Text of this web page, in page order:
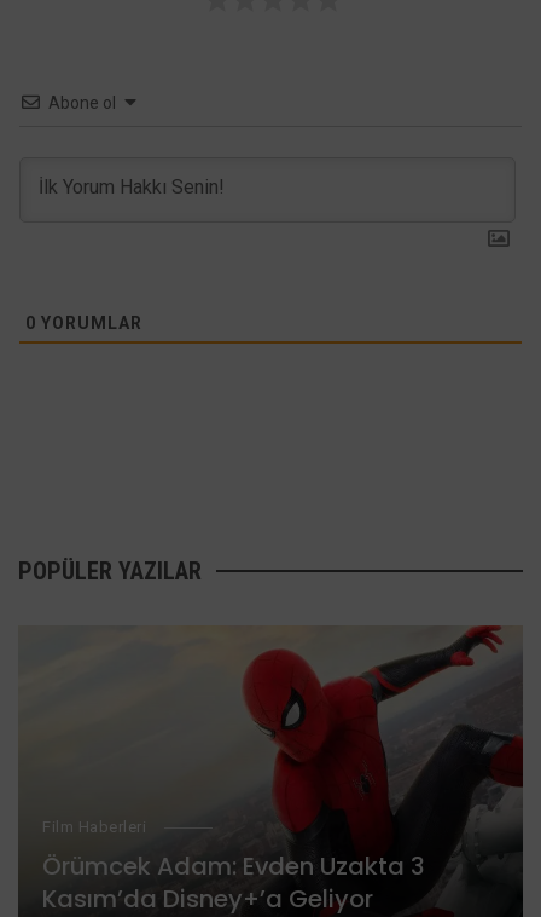
Abone ol
0 YORUMLAR
POPÜLER YAZILAR
Film Haberleri
Örümcek Adam: Evden Uzakta 3
Kasım’da Disney+’a Geliyor